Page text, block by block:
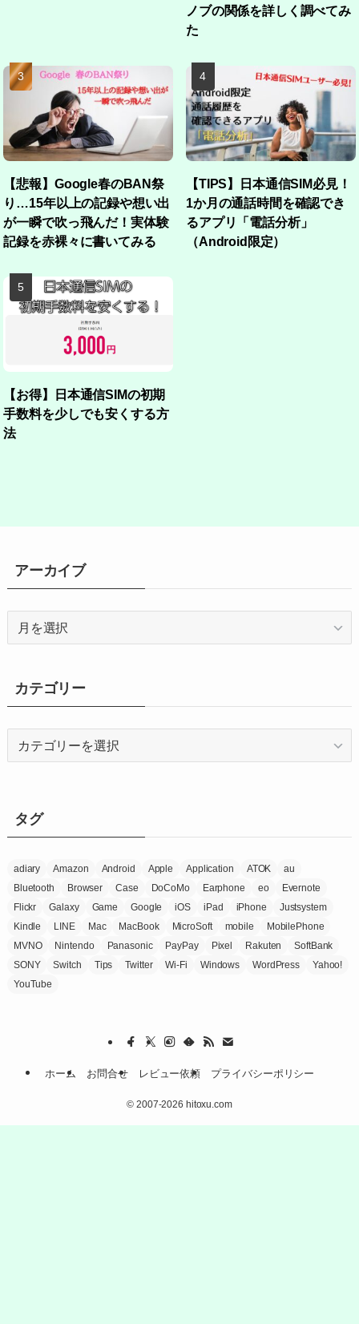
ノブの関係を詳しく調べてみ
た
【悲報】Google春のBAN祭
り…15年以上の記録や想い出
が一瞬で吹っ飛んだ！実体験
記録を赤裸々に書いてみる
【TIPS】日本通信SIM必見！
1か月の通話時間を確認でき
るアプリ「電話分析」
（Android限定）
【お得】日本通信SIMの初期
手数料を少しでも安くする方
法
アーカイブ
ブ
カテゴリー
ータグ
adiary Amazon Android Apple Application ATOK
au
Bluetooth
Browser Case DoCoMo Earphone eo
Evernote
Flickr
Galaxy Game Google iOS iPad iPhone
Justsystem
Kindle
LINE Mac MacBook MicroSoft mobile
MobilePhone
MVNO
Nintendo Panasonic PayPay Pixel Rakuten
SoftBank
SONY
Switch Tips Twitter Wi-Fi Windows WordPress
Yahoo!
YouTube
ホーム お問合せ レビュー依頼 プライバシーポリシー
© 2007-2026 hitoxu.com